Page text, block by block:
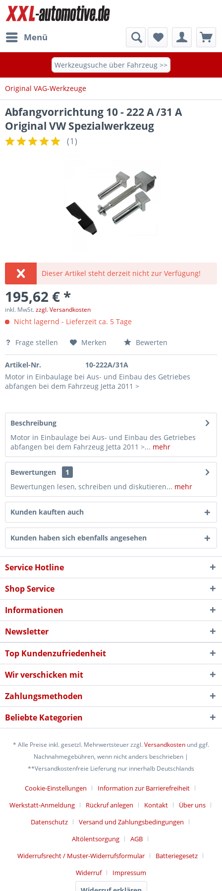
Menü
Werkzeugsuche über Fahrzeug >>
Original VAG-Werkzeuge
Abfangvorrichtung 10 - 222 A /31 A
Original VW Spezialwerkzeug
(1)
Dieser Artikel steht derzeit nicht zur Verfügung!
195,62 € *
inkl. MwSt.zzgl. Versandkosten
Nicht lagernd - Lieferzeit ca. 5 Tage
Frage stellen Merken Bewerten
Artikel-Nr.
10-222A/31A
Motor in Einbaulage bei Aus- und Einbau des Getriebes
abfangen bei dem Fahrzeug Jetta 2011 >
Beschreibung
Motor in Einbaulage bei Aus- und Einbau des Getriebes
abfangen bei dem Fahrzeug Jetta 2011 >... mehr
Bewertungen
1
Bewertungen lesen, schreiben und diskutieren... mehr
Kunden kauften auch
Kunden haben sich ebenfalls angesehen
Service Hotline
Shop Service
Informationen
Newsletter
Top Kundenzufriedenheit
Wir verschicken mit
Zahlungsmethoden
Beliebte Kategorien
* Alle Preise inkl. gesetzl. Mehrwertsteuer zzgl.Versandkosten und ggf.
Nachnahmegebühren, wenn nicht anders beschrieben |
**Versandkostenfreie Lieferung nur innerhalb Deutschlands
Cookie-Einstellungen
Information zur Barrierefreiheit
Werkstatt-Anmeldung
Rückruf anlegen Kontakt
Über uns
Datenschutz
Versand und Zahlungsbedingungen
Altölentsorgung
AGB
Widerrufsrecht / Muster-Widerrufsformular
Batteriegesetz
Widerruf
Impressum